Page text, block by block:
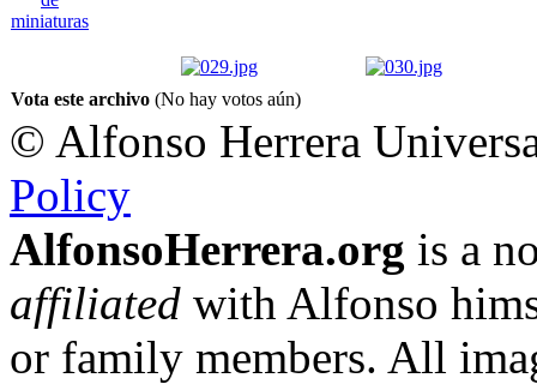
Vota este archivo (No hay votos aún)
© Alfonso Herrera
Policy
AlfonsoHerrera.org is a
affiliated with Alfonso
or family members. All